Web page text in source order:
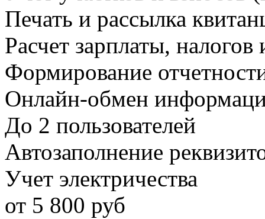
Печать и рассылка
Расчет зарплаты, налогов
Формирование
Онлайн-обмен
До 2 пользователей
Автозаполнение
Учет электричества
от 5 800 руб